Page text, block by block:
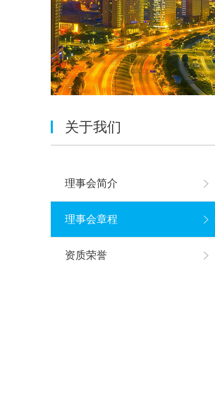
关于我们
理事会简介
理事会章程
资质荣誉